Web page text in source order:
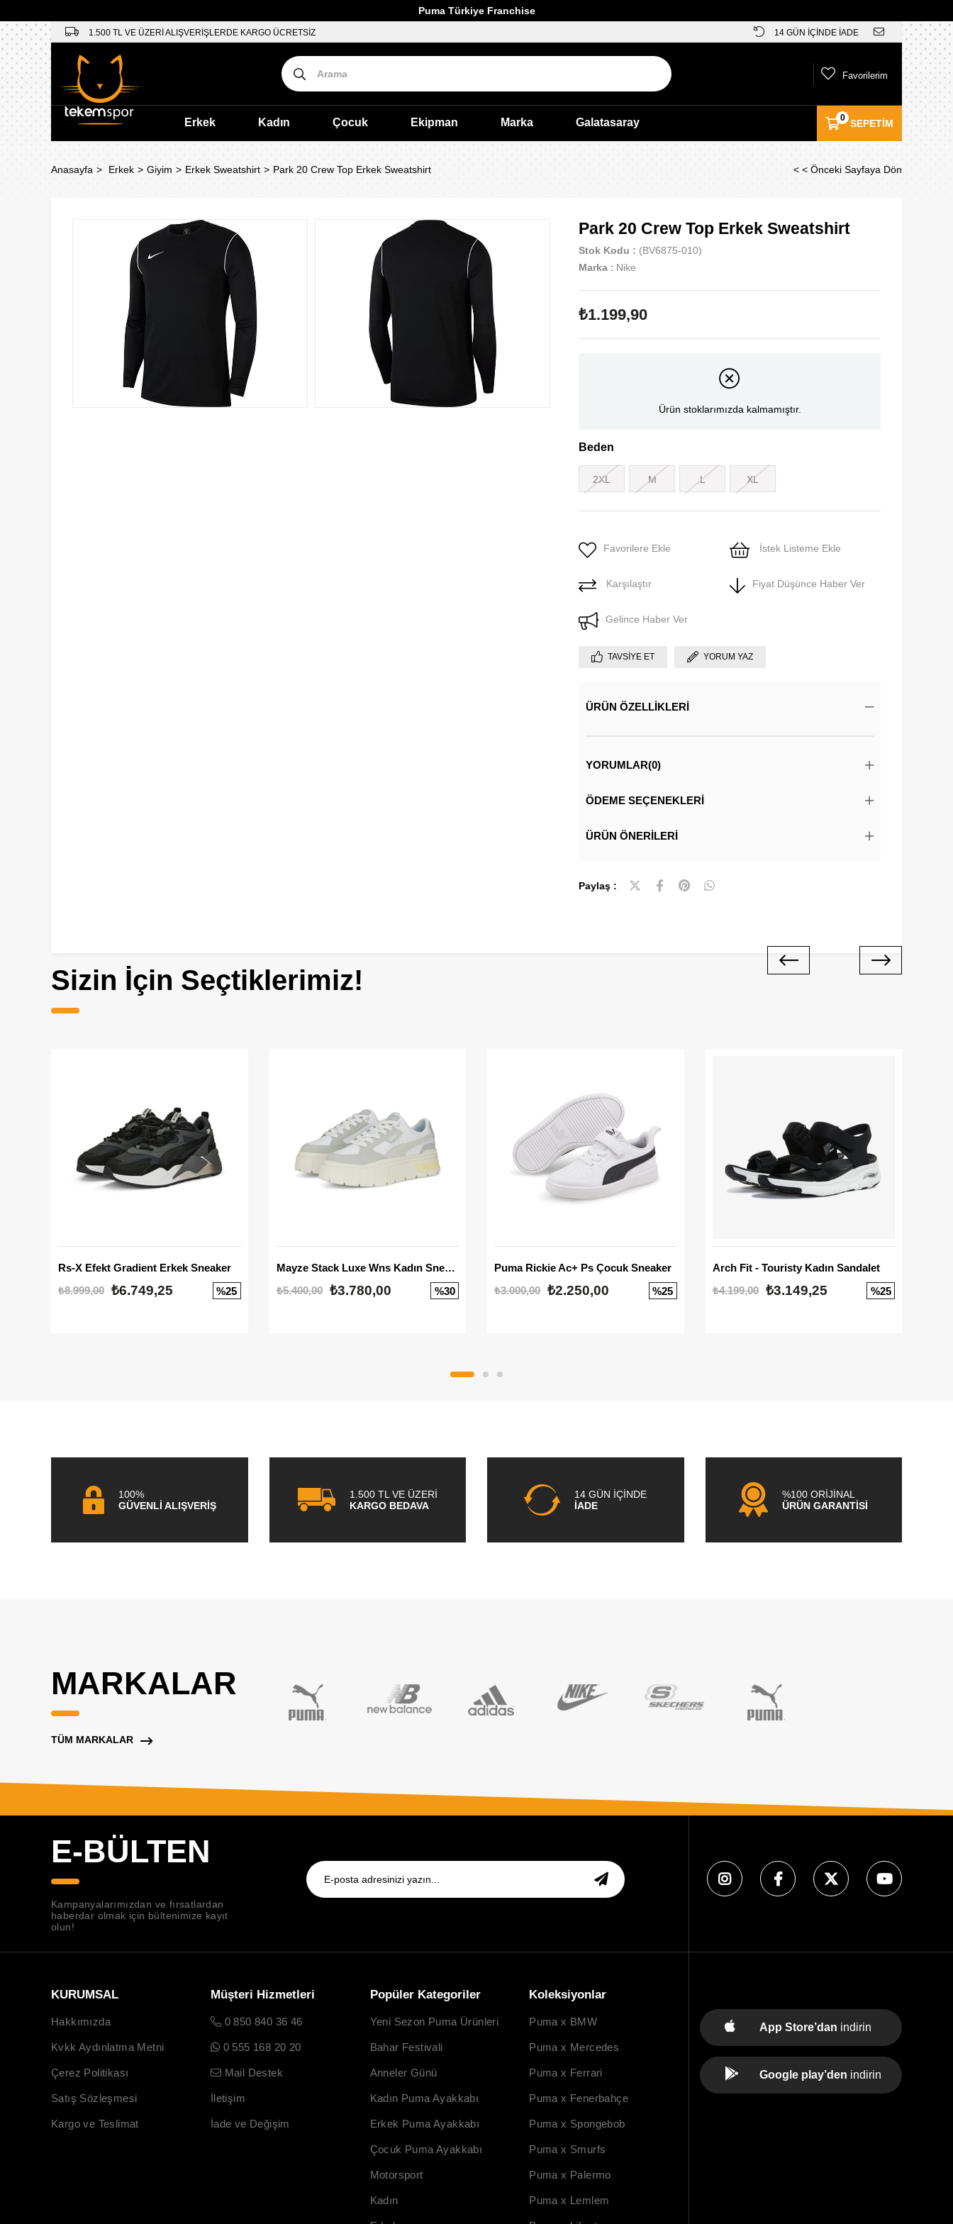
Puma Türkiye Franchise
1.500 TL VE ÜZERİ ALIŞVERİŞLERDE KARGO ÜCRETSİZ 14 GÜN İÇİNDE İADE
SEPETIM
0
Favorilerim
Erkek Kadın Çocuk Ekipman Marka Galatasaray
Anasayfa Erkek Giyim Erkek Sweatshirt Park 20 Crew Top Erkek Sweatshirt < < Önceki Sayfaya Dön
Park 20 Crew Top Erkek Sweatshirt
Stok Kodu
(BV6875-010)
Marka : Nike
₺1.199,90
Ürün stoklarımızda kalmamıştır.
Beden
2XL M L XL
Favorilere Ekle İstek Listeme Ekle
Karşılaştır Fiyat Düşünce Haber Ver
Gelince Haber Ver
TAVSIYE ET YORUM YAZ
ÜRÜN ÖZELLIKLERI
YORUMLAR(0)
ÖDEME SEÇENEKLERI
ÜRÜN ÖNERILERI
Paylaş :
Sizin İçin Seçtiklerimiz!
Rs-X Efekt Gradient Erkek Sneaker
₺8.999,00 ₺6.749,25 %25
Mayze Stack Luxe Wns Kadın Sneaker
₺5.400,00
₺3.780,00 %30
Puma Rickie Ac+ Ps Çocuk Sneaker
₺3.000,00 ₺2.250,00 %25
Arch Fit - Touristy Kadın Sandalet
₺4.199,00
₺3.149,25 %25
100%
GÜVENLİ ALIŞVERİŞ
1.500 TL VE ÜZERİ
KARGO BEDAVA
14 GÜN İÇİNDE
İADE
%100 ORİJİNAL
ÜRÜN GARANTİSİ
MARKALAR
TÜM MARKALAR
E-BÜLTEN
Kampanyalarımızdan ve fırsatlardan
haberdar olmak için bültenimize kayıt
olun!
KURUMSAL
Hakkımızda
Kvkk Aydınlatma Metni
Çerez Politikası
Satış Sözleşmesi
Kargo ve Teslimat
Müşteri Hizmetleri
0 850 840 36 46
0 555 168 20 20
Mail Destek
İletişim
İade ve Değişim
Popüler Kategoriler
Yeni Sezon Puma Ürünleri
Bahar Festivali
Anneler Günü
Kadın Puma Ayakkabı
Erkek Puma Ayakkabı
Çocuk Puma Ayakkabı
Motorsport
Kadın
Koleksiyonlar
Puma x BMW
Puma x Mercedes
Puma x Ferrari
Puma x Fenerbahçe
Puma x Spongebob
Puma x Smurfs
Puma x Palermo
Puma x Lemlem
App Store’dan indirin
Google play’den indirin